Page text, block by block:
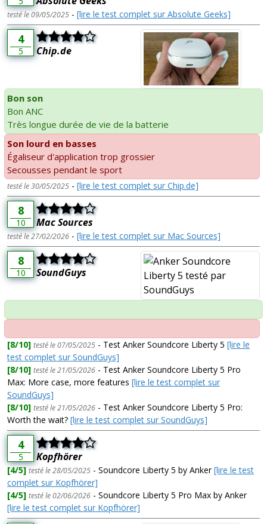
testé le 09/05/2025 - [lire le test complet sur Absolute Geeks]
4
5 Chip.de
Bon son
Bon ANC
Très longue durée de vie de la batterie
Son lourd en basses
Égaliseur d'application trop grossier
Secousses pendant le sport
testé le 30/05/2025 - [lire le test complet sur Chip.de]
8
10 Mac Sources
testé le 27/02/2026 - [lire le test complet sur Mac Sources]
8
10 SoundGuys
[8/10] testé le 07/05/2025 - Test Anker Soundcore Liberty 5 [lire le
test complet sur SoundGuys]
[8/10] testé le 21/05/2026 - Test Anker Soundcore Liberty 5 Pro
Max: More case, more features [lire le test complet sur
SoundGuys]
[8/10] testé le 21/05/2026 - Test Anker Soundcore Liberty 5 Pro:
Worth the wait? [lire le test complet sur SoundGuys]
4
5 Kopfhörer
[4/5] testé le 28/05/2025 - Soundcore Liberty 5 by Anker[lire le test
complet sur Kopfhörer]
[4/5] testé le 02/06/2026 - Soundcore Liberty 5 Pro Max by Anker
[lire le test complet sur Kopfhörer]